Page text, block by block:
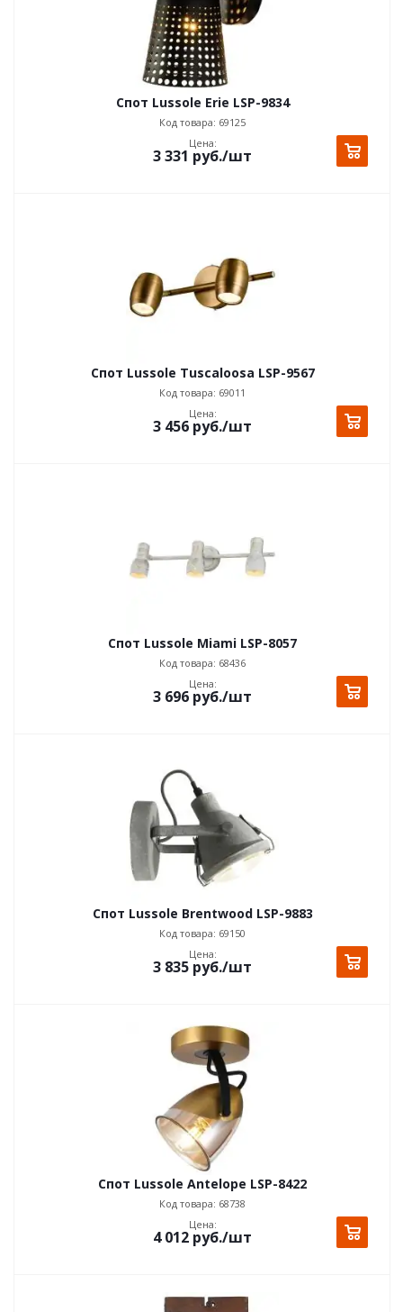
Спот Lussole Erie LSP-9834
Код товара: 69125
Цена:
3 331 руб./шт
Спот Lussole Tuscaloosa LSP-9567
Код товара: 69011
Цена:
3 456 руб./шт
Спот Lussole Miami LSP-8057
Код товара: 68436
Цена:
3 696 руб./шт
Спот Lussole Brentwood LSP-9883
Код товара: 69150
Цена:
3 835 руб./шт
Спот Lussole Antelope LSP-8422
Код товара: 68738
Цена:
4 012 руб./шт